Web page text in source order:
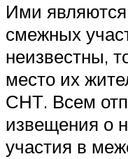
Ими
смежных
неизвестны,
место их
СНТ. Всем
извещения о
участия в